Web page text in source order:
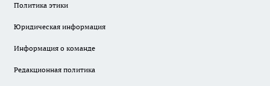
Политика этики
Юридическая информация
Информация о команде
Редакционная политика